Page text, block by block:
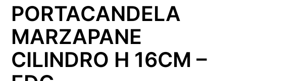
PORTACANDELA
MARZAPANE
CILINDRO H 16CM –